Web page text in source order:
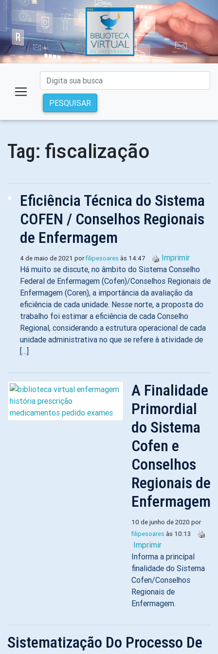
PESQUISAR
Tag: fiscalização
Eficiência Técnica do Sistema
COFEN / Conselhos Regionais
de Enfermagem
4 de maio de 2021 porfilipesoares às 14:47
Imprimir
Há muito se discute, no âmbito do Sistema Conselho
Federal de Enfermagem (Cofen)/Conselhos Regionais de
Enfermagem (Coren), a importância da avaliação da
eficiência de cada unidade. Nesse norte, a proposta do
trabalho foi estimar a eficiência de cada Conselho
Regional, considerando a estrutura operacional de cada
unidade administrativa no que se refere à atividade de
[…]
A Finalidade
Primordial
do Sistema
Cofen e
Conselhos
Regionais de
Enfermagem
10 de junho de 2020 por
filipesoares às 10:13
Imprimir
Informa a principal
finalidade do Sistema
Cofen/Conselhos
Regionais de
Enfermagem.
Sistematização Do Processo De